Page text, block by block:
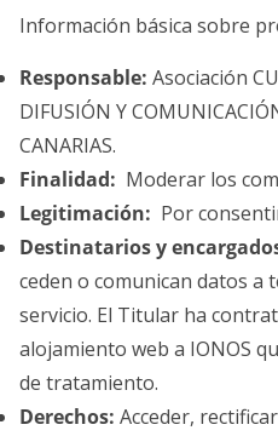
Información básica sobre
Responsable: Asociación
DIFUSIÓN Y
CANARIAS.
Finalidad: Moderar los
Legitimación: Por
Destinatarios y
ceden o comunican datos
servicio. El Titular ha
alojamiento web a IONOS
de tratamiento.
Derechos: Acceder,